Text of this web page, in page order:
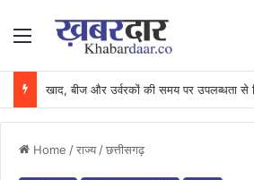
Menu
Home /राज्य /छत्तीसगढ़